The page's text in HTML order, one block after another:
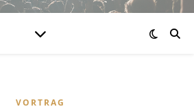
VORTRAG